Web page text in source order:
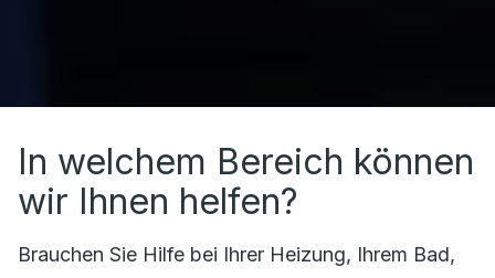
In welchem Bereich können
wir Ihnen helfen?
Brauchen Sie Hilfe bei Ihrer Heizung, Ihrem Bad,